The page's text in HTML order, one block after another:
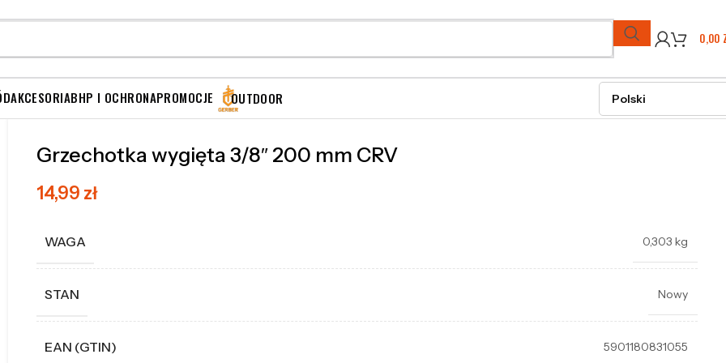
0,00
AKCESORIABHP I OCHRONAPROMOCJE OUTDOOR
Grzechotka wygięta 3/8″ 200 mm CRV
14,99 zł
WAGA 0,303 kg
STAN Nowy
EAN (GTIN) 5901180831055